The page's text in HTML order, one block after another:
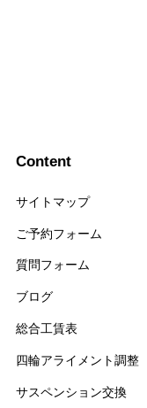
Content
サイトマップ
ご予約フォーム
質問フォーム
ブログ
総合工賃表
四輪アライメント調整
サスペンション交換